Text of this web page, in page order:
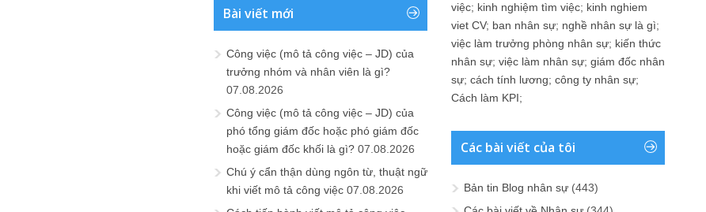
Bài viết mới
Công việc (mô tả công việc – JD) của
trưởng nhóm và nhân viên là gì?
07.08.2026
Công việc (mô tả công việc – JD) của
phó tổng giám đốc hoặc phó giám đốc
hoặc giám đốc khối là gì? 07.08.2026
Chú ý cẩn thận dùng ngôn từ, thuật ngữ
khi viết mô tả công việc 07.08.2026
việc; kinh nghiệm tìm việc; kinh nghiem
viet CV; ban nhân sự; nghề nhân sự là gì;
việc làm trưởng phòng nhân sự; kiến thức
nhân sự; việc làm nhân sự; giám đốc nhân
sự; cách tính lương; công ty nhân sự;
Cách làm KPI;
Các bài viết của tôi
Bản tin Blog nhân sự (443)